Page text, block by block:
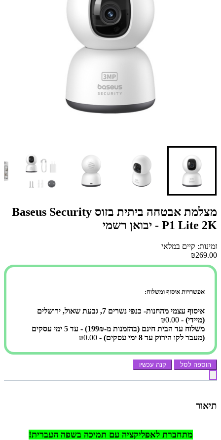
מצלמת אבטחה ביתית בזוס Baseus Security
P1 Lite 2K - יבואן רשמי
זמינות: קיים במלאי
₪269.00
אפשרויות איסוף ומשלוח:
איסוף עצמי מהחנות- כנפי נשרים 7, גבעת שאול, ירושלים
(מיידי) - ₪0.00
משלוח עד הבית חינם (בהזמנות מ-199₪) - עד 5 ימי עסקים
(מעבר לקו הירוק עד 8 ימי עסקים)
- ₪0.00
הוספה לסל קנה עכשיו
תיאור
מתחברת לאפליקציה עם תמיכה בשפה העברית!